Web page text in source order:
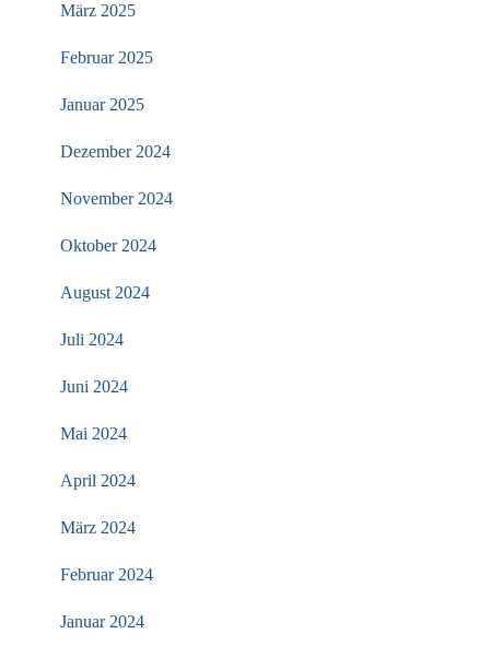
März 2025
Februar 2025
Januar 2025
Dezember 2024
November 2024
Oktober 2024
August 2024
Juli 2024
Juni 2024
Mai 2024
April 2024
März 2024
Februar 2024
Januar 2024